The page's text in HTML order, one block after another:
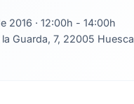
2016 · 12:00h - 14:00h
Guarda, 7, 22005 Huesca